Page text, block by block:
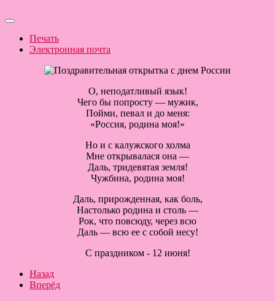
Печать
Электронная почта
О, неподатливый язык!
Чего бы попросту — мужик,
Пойми, певал и до меня:
«Россия, родина моя!»
Но и с калужского холма
Мне открывалася она —
Даль, тридевятая земля!
Чужбина, родина моя!
Даль, прирожденная, как боль,
Настолько родина и столь —
Рок, что повсюду, через всю
Даль — всю ее с собой несу!
С праздником - 12 июня!
Назад
Вперёд